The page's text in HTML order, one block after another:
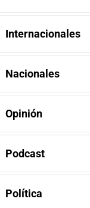
Internacionales
Nacionales
Opinión
Podcast
Política